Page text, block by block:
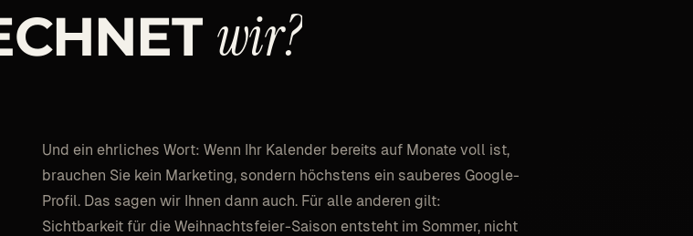
wir?
Und ein ehrliches Wort: Wenn Ihr Kalender bereits auf Monate voll ist,
brauchen Sie kein Marketing, sondern höchstens ein sauberes Google-
Profil. Das sagen wir Ihnen dann auch. Für alle anderen gilt:
Sichtbarkeit für die Weihnachtsfeier-Saison entsteht im Sommer, nicht